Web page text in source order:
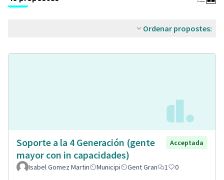
Ordenar propostes:
Soporte a la 4 Generación (gente
mayor con in capacidades)
Acceptada
Isabel Gomez Martin Municipi Gent Gran 1 0